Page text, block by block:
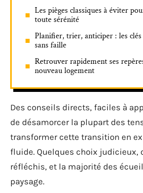
Les pièges classiques à éviter
toute sérénité
Planifier, trier, anticiper : les clés
sans faille
Retrouver rapidement ses
nouveau logement
Des conseils directs, faciles à
de désamorcer la plupart des
transformer cette transition en
fluide. Quelques choix judicieux,
réfléchis, et la majorité des
paysage.